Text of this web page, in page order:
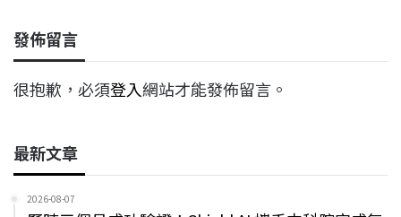
發佈留言
很抱歉，必須登入網站才能發佈留言。
最新文章
2026-08-07